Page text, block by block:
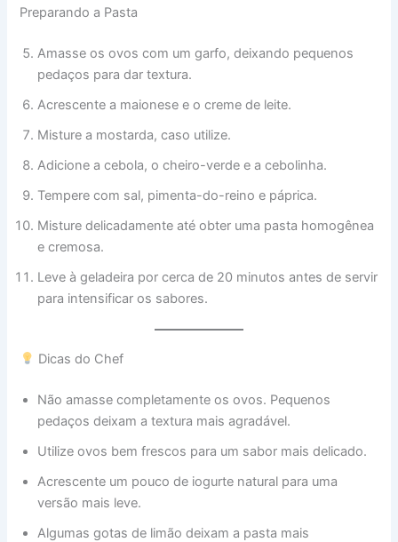
Preparando a Pasta
Amasse os ovos com um garfo, deixando pequenos
pedaços para dar textura.
Acrescente a maionese e o creme de leite.
Misture a mostarda, caso utilize.
Adicione a cebola, o cheiro-verde e a cebolinha.
Tempere com sal, pimenta-do-reino e páprica.
Misture delicadamente até obter uma pasta homogênea
e cremosa.
Leve à geladeira por cerca de 20 minutos antes de servir
para intensificar os sabores.
Dicas do Chef
Não amasse completamente os ovos. Pequenos
pedaços deixam a textura mais agradável.
Utilize ovos bem frescos para um sabor mais delicado.
Acrescente um pouco de iogurte natural para uma
versão mais leve.
Algumas gotas de limão deixam a pasta mais